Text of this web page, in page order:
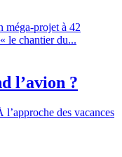
méga-projet à 42
le chantier du...
l’avion ?
des vacances